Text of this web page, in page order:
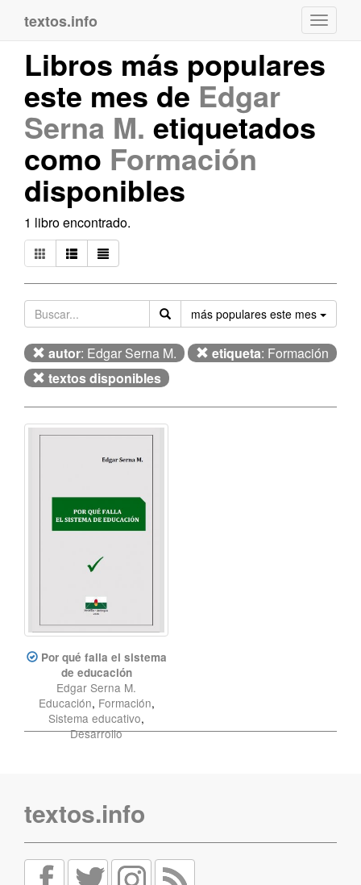
textos.info
Libros más populares
este mes deEdgar
Serna M. etiquetados
como Formación
disponibles
1 libro encontrado.
más populares este mes
autor: Edgar Serna M. etiqueta: Formación
textos disponibles
Por qué falla el sistema
de educación
Edgar Serna M.
Educación, Formación,
Sistema educativo,
Desarrollo
textos.info